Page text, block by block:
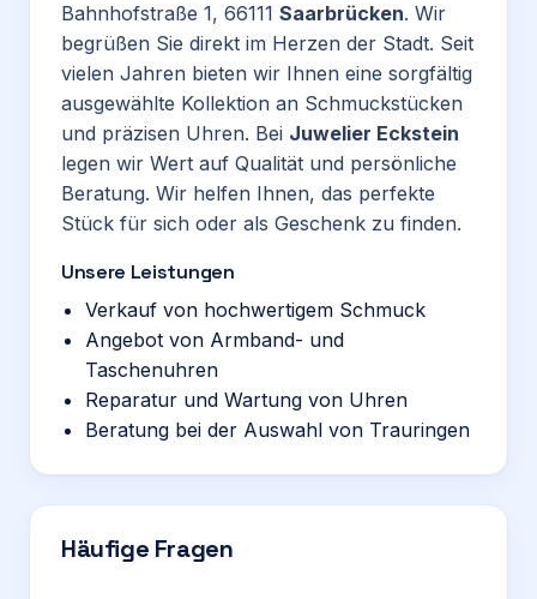
Bahnhofstraße 1, 66111 Saarbrücken. Wir
begrüßen Sie direkt im Herzen der Stadt. Seit
vielen Jahren bieten wir Ihnen eine sorgfältig
ausgewählte Kollektion an Schmuckstücken
und präzisen Uhren. Bei Juwelier Eckstein
legen wir Wert auf Qualität und persönliche
Beratung. Wir helfen Ihnen, das perfekte
Stück für sich oder als Geschenk zu finden.
Unsere Leistungen
Verkauf von hochwertigem Schmuck
Angebot von Armband- und
Taschenuhren
Reparatur und Wartung von Uhren
Beratung bei der Auswahl von Trauringen
Häufige Fragen